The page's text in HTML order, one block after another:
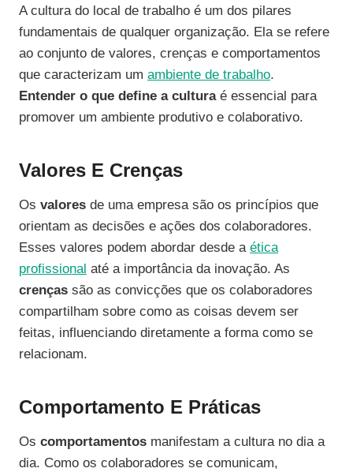
A cultura do local de trabalho é um dos pilares
fundamentais de qualquer organização. Ela se refere
ao conjunto de valores, crenças e comportamentos
que caracterizam um ambiente de trabalho.
Entender o que define a culturaé essencial para
promover um ambiente produtivo e colaborativo.
Valores E Crenças
Os valores de uma empresa são os princípios que
orientam as decisões e ações dos colaboradores.
Esses valores podem abordar desde a ética
profissional até a importância da inovação. As
crenças são as convicções que os colaboradores
compartilham sobre como as coisas devem ser
feitas, influenciando diretamente a forma como se
relacionam.
Comportamento E Práticas
Os comportamentos manifestam a cultura no dia a
dia. Como os colaboradores se comunicam,